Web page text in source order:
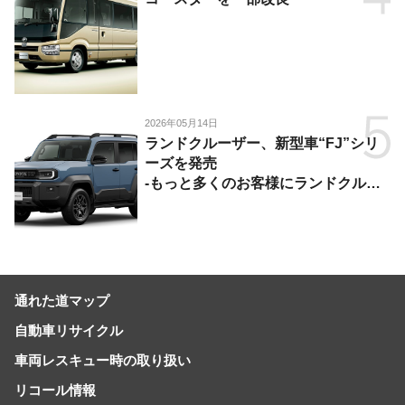
2026年05月14日
ランドクルーザー、新型車“FJ”シリ
ーズを発売
-もっと多くのお客様にランドクルー
通れた道マップ
自動車リサイクル
車両レスキュー時の取り扱い
リコール情報